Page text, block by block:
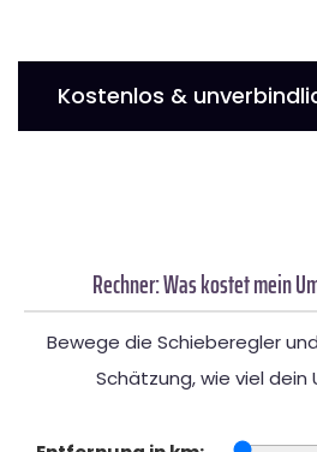
Kostenlos &
Rechner: Was kostet mein
Bewege die Schieberegler
Schätzung, wie viel dein